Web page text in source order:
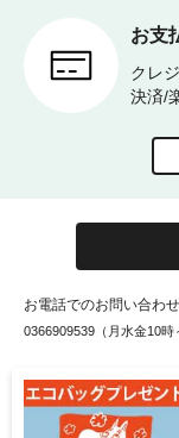
お支
クレ
決済/
お電話でのお問い合わせ
0366909539（月水金10時
お知らせ 会社概要 利
個人情報保護方針 個人